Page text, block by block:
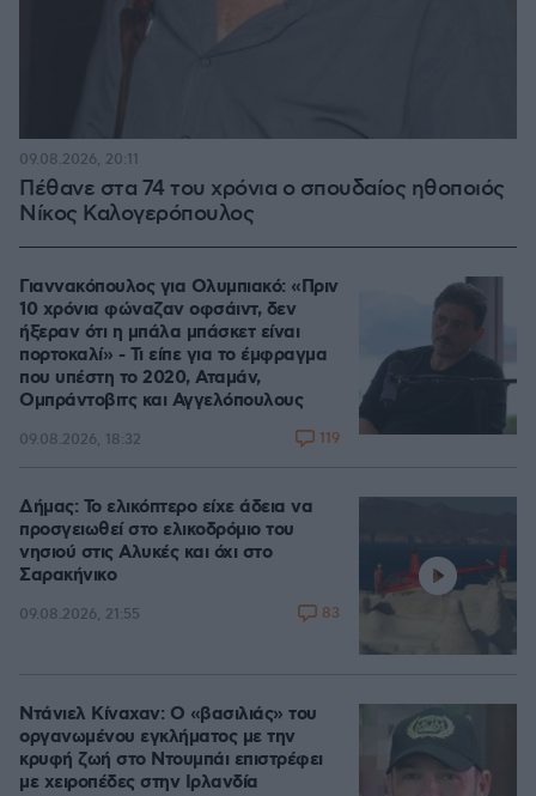
Πέθανε στα 74 του χρόνια ο σπουδαίος ηθοποιός
Νίκος Καλογερόπουλος
09.08.2026, 20:11
Γιαννακόπουλος για Ολυμπιακό: «Πριν
10 χρόνια φώναζαν οφσάιντ, δεν
ήξεραν ότι η μπάλα μπάσκετ είναι
πορτοκαλί» - Τι είπε για το έμφραγμα
που υπέστη το 2020, Αταμάν,
Ομπράντοβιτς και Αγγελόπουλους
09.08.2026, 18:32 119
Δήμας: Το ελικόπτερο είχε άδεια να
προσγειωθεί στο ελικοδρόμιο του
νησιού στις Αλυκές και όχι στο
Σαρακήνικο
09.08.2026, 21:55 83
Ντάνιελ Κίναχαν: Ο «βασιλιάς» του
οργανωμένου εγκλήματος με την
κρυφή ζωή στο Ντουμπάι επιστρέφει
με χειροπέδες στην Ιρλανδία